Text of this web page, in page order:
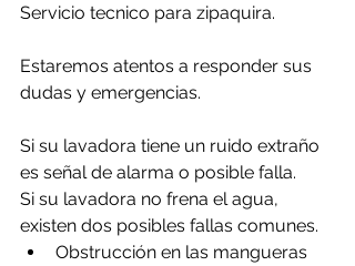
Servicio tecnico para zipaquira.
Estaremos atentos a responder sus
dudas y emergencias.
Si su lavadora tiene un ruido extraño
es señal de alarma o posible falla.
Si su lavadora no frena el agua,
existen dos posibles fallas comunes.
Obstrucción en las mangueras